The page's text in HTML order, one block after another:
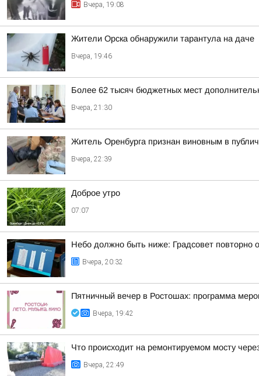
Вчера, 19:08
Жители Орска обнаружили тарантула на даче
Вчера, 19:46
Более 62 тысяч бюджетных мест
Вчера, 21:30
Житель Оренбурга признан виновным в
Вчера, 22:39
Доброе утро
07:07
Небо должно быть ниже: Градсовет повторно
Вчера, 20:32
Пятничный вечер в Ростошах: программа
Вчера, 19:42
Что происходит на ремонтируемом мосту
Вчера, 22:49